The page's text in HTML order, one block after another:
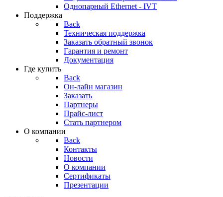
Однопарный Ethernet - IVT
Поддержка
Back
Техническая поддержка
Заказать обратный звонок
Гарантия и ремонт
Документация
Где купить
Back
Он-лайн магазин
Заказать
Партнеры
Прайс-лист
Стать партнером
О компании
Back
Контакты
Новости
О компании
Сертификаты
Презентации